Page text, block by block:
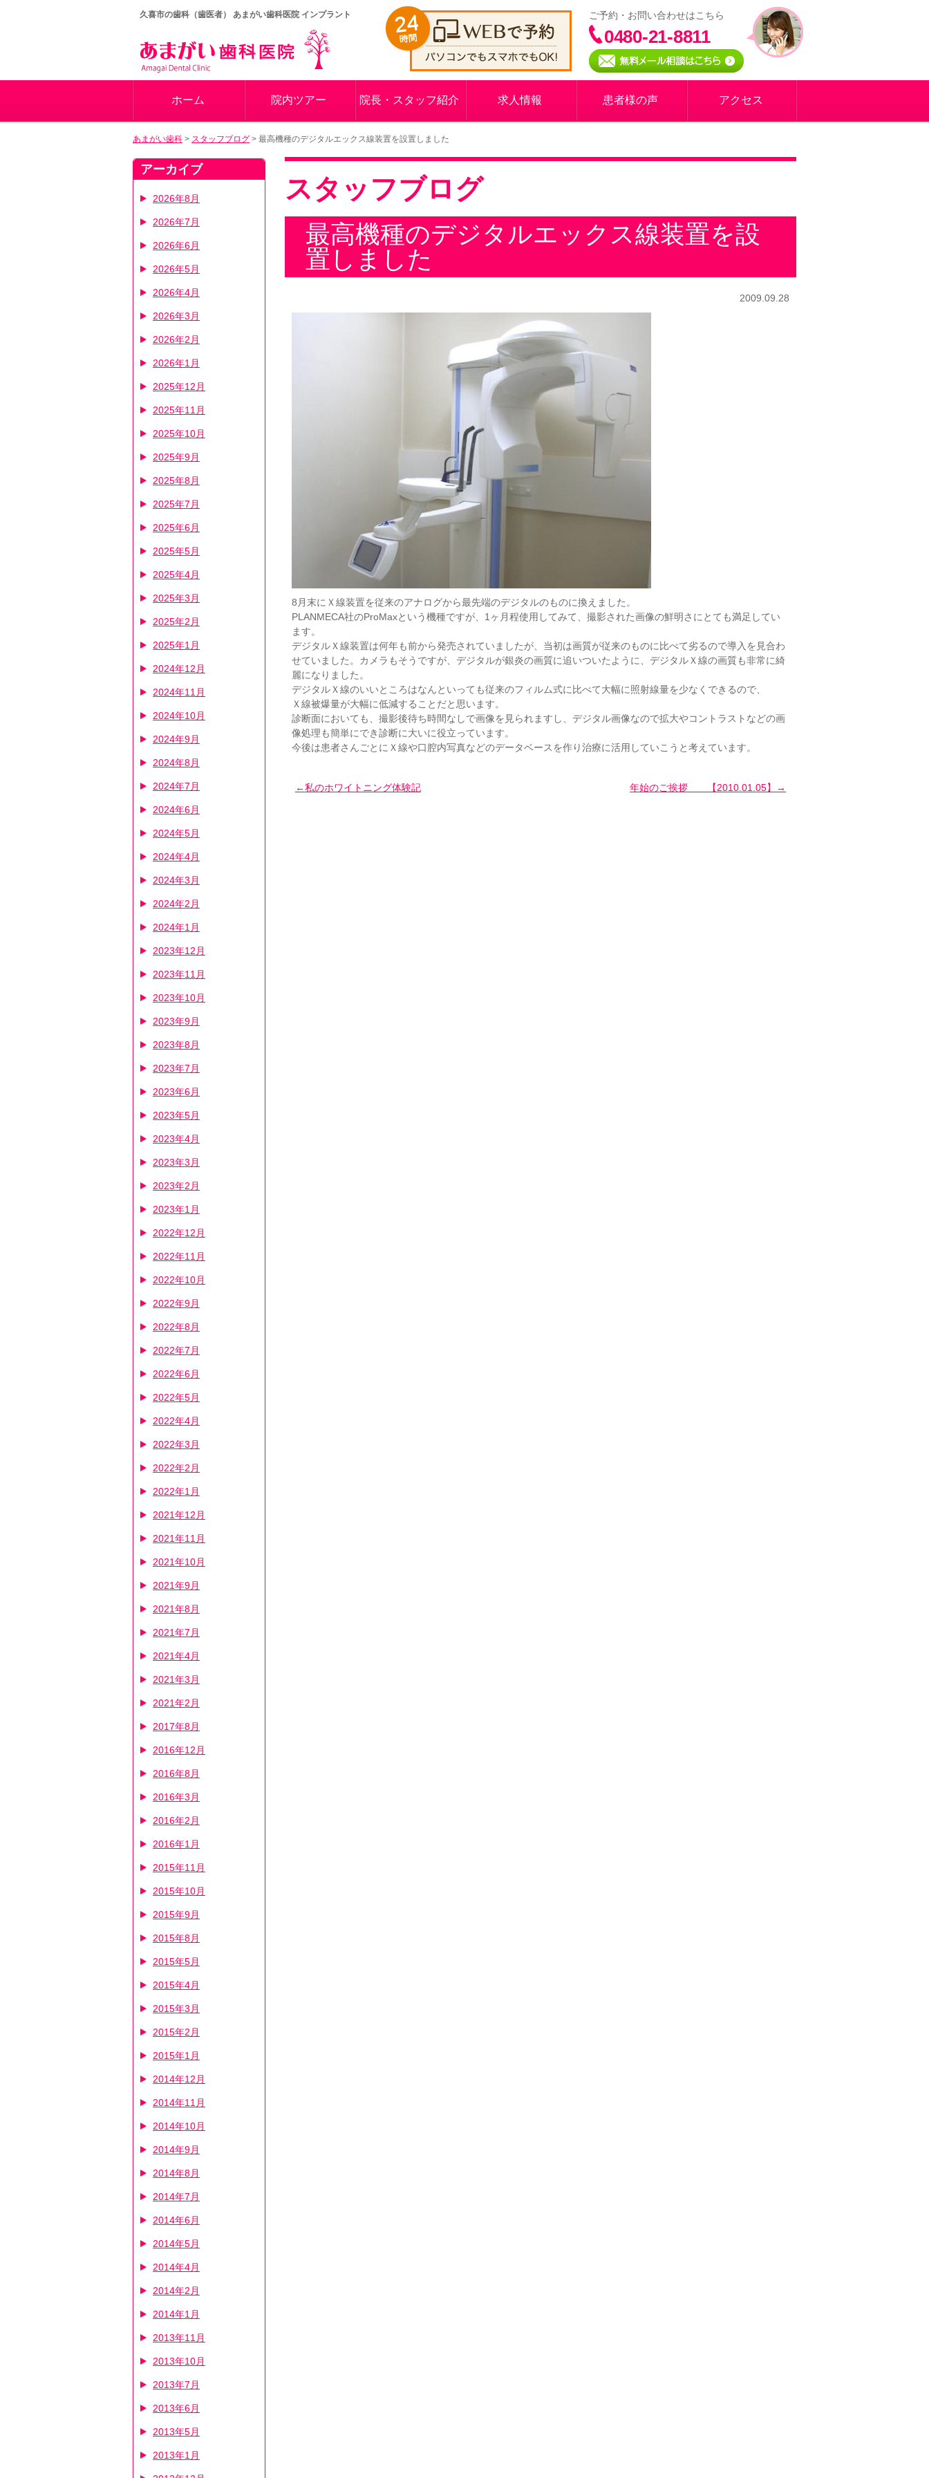
久喜市の歯科（歯医者） あまがい歯科医院 インプラント ご予約・お問い合わせはこちら
0480-21-8811
ホーム 院内ツアー 院長・スタッフ紹介 求人情報 患者様の声 アクセス
あまがい歯科 > スタッフブログ > 最高機種のデジタルエックス線装置を設置しました
アーカイブ
2026年8月
2026年7月
2026年6月
2026年5月
2026年4月
2026年3月
2026年2月
2026年1月
2025年12月
2025年11月
2025年10月
2025年9月
2025年8月
2025年7月
2025年6月
2025年5月
2025年4月
2025年3月
2025年2月
2025年1月
2024年12月
2024年11月
2024年10月
2024年9月
2024年8月
2024年7月
2024年6月
2024年5月
2024年4月
2024年3月
2024年2月
2024年1月
2023年12月
2023年11月
2023年10月
2023年9月
2023年8月
2023年7月
2023年6月
2023年5月
2023年4月
2023年3月
2023年2月
2023年1月
2022年12月
2022年11月
2022年10月
2022年9月
2022年8月
2022年7月
2022年6月
2022年5月
2022年4月
2022年3月
2022年2月
2022年1月
2021年12月
2021年11月
2021年10月
2021年9月
2021年8月
2021年7月
2021年4月
2021年3月
2021年2月
2017年8月
2016年12月
2016年8月
2016年3月
2016年2月
2016年1月
2015年11月
2015年10月
2015年9月
2015年8月
2015年5月
2015年4月
2015年3月
2015年2月
2015年1月
2014年12月
2014年11月
2014年10月
2014年9月
2014年8月
2014年7月
2014年6月
2014年5月
2014年4月
2014年2月
2014年1月
2013年11月
2013年10月
2013年7月
2013年6月
2013年5月
2013年1月
スタッフブログ
最高機種のデジタルエックス線装置を設
置しました
2009.09.28
8月末にＸ線装置を従来のアナログから最先端のデジタルのものに換えました。
PLANMECA社のProMaxという機種ですが、1ヶ月程使用してみて、撮影された画像の鮮明さにとても満足してい
ます。
デジタルＸ線装置は何年も前から発売されていましたが、当初は画質が従来のものに比べて劣るので導入を見合わ
せていました。カメラもそうですが、デジタルが銀炎の画質に追いついたように、デジタルＸ線の画質も非常に綺
麗になりました。
デジタルＸ線のいいところはなんといっても従来のフィルム式に比べて大幅に照射線量を少なくできるので、
Ｘ線被爆量が大幅に低減することだと思います。
診断面においても、撮影後待ち時間なしで画像を見られますし、デジタル画像なので拡大やコントラストなどの画
像処理も簡単にでき診断に大いに役立っています。
今後は患者さんごとにＸ線や口腔内写真などのデータベースを作り治療に活用していこうと考えています。
私のホワイトニング体験記 年始のご挨拶 【2010.01.05】